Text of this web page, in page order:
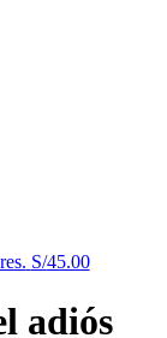
S/45.00
adiós